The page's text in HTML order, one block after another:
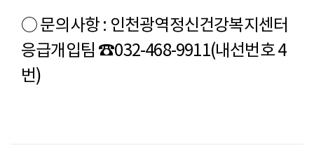
○ 문의사항 : 인천광역정신건강복지센터
응급개입팀 ☎032-468-9911(내선번호 4
번)